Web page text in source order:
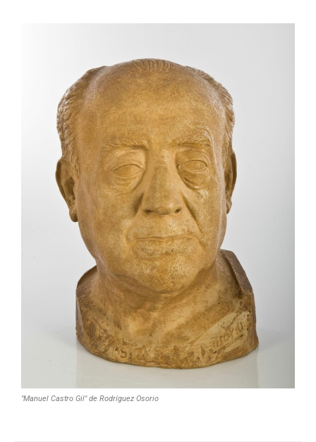
"Manuel Castro Gil" de Rodríguez Osorio